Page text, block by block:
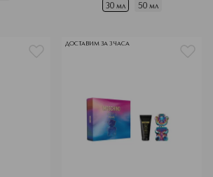
30 мл 50 мл
ДОСТАВИМ ЗА 3 ЧАСА